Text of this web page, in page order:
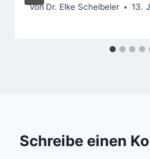
Von Dr. Elke Scheibeler 13.
Schreibe einen